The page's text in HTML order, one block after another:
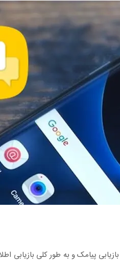
پیامک و به طور کلی